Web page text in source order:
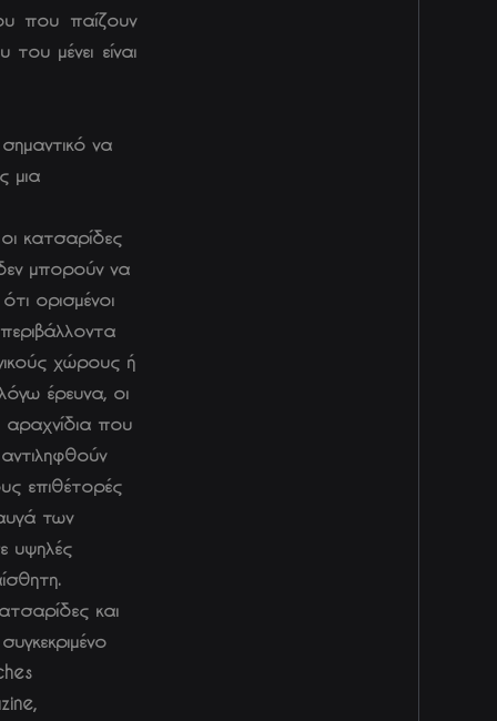
που παίζουν
μένει είναι
να
μια
κατσαρίδες
μπορούν να
ορισμένοι
χώρους ή
έρευνα, οι
που
επιθέτορές
των
υψηλές
και